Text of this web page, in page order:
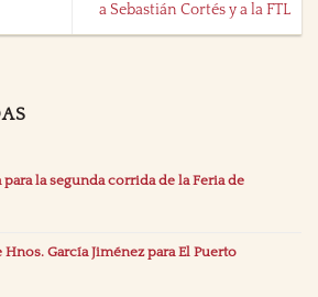
a Sebastián Cortés y a la FTL
la segunda corrida de la Feria de
Hnos. García Jiménez para El Puerto